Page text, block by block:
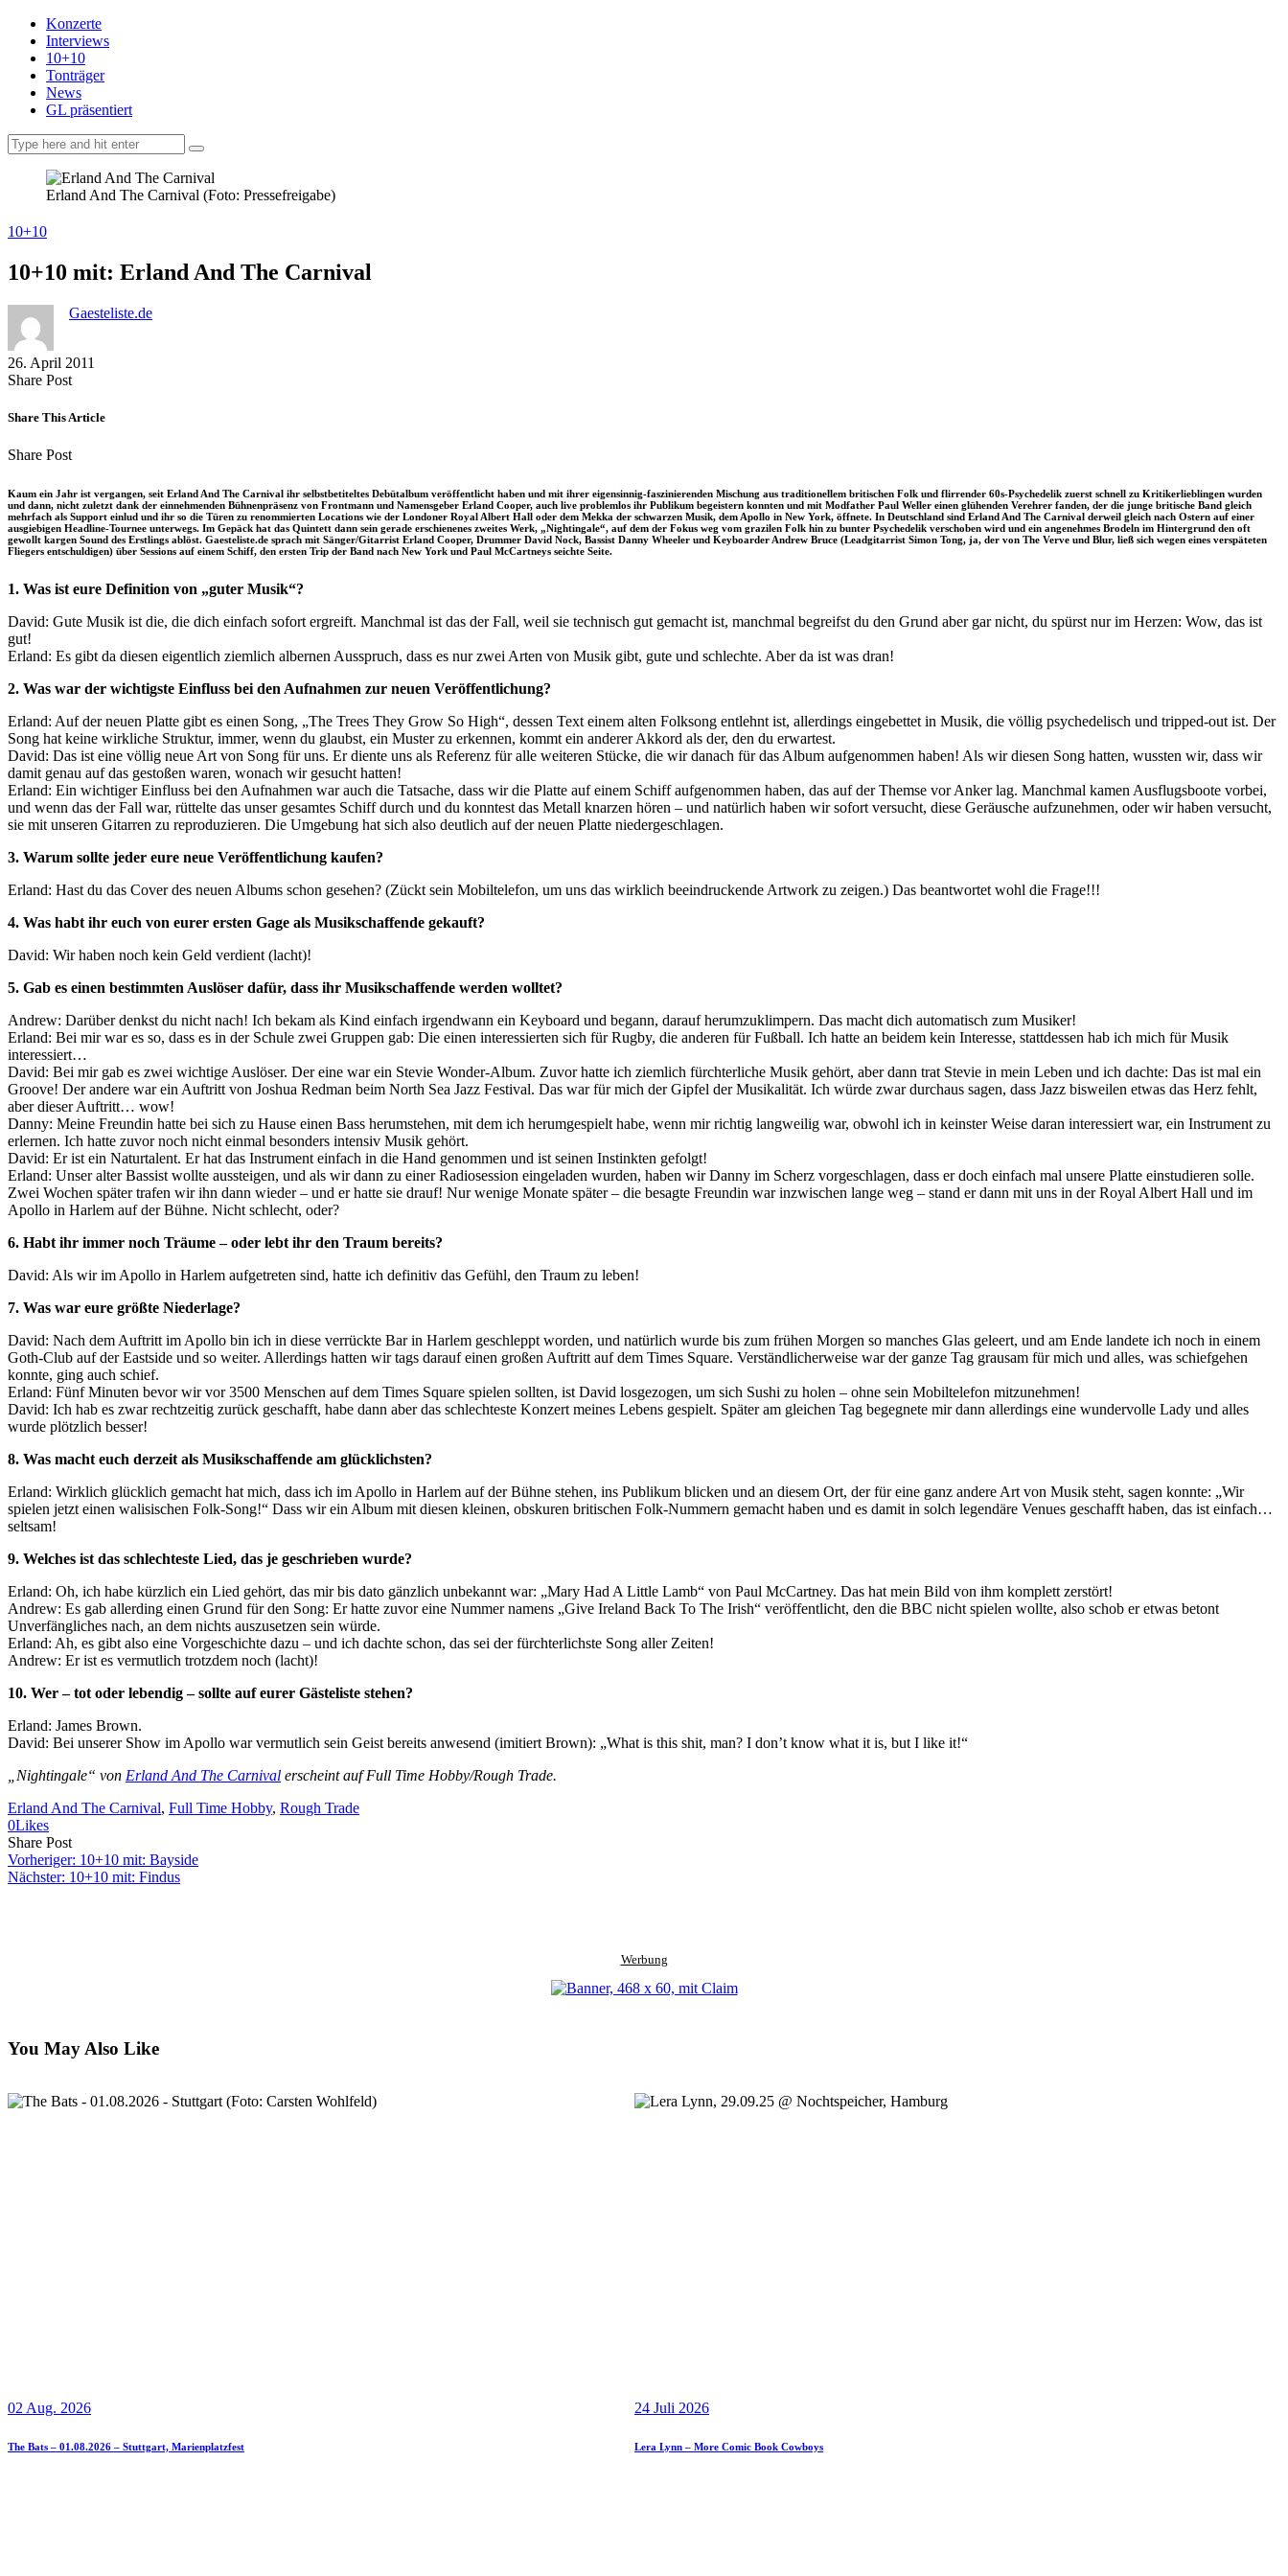
Konzerte
Interviews
10+10
Tonträger
News
GL präsentiert
Erland And The Carnival (Foto: Pressefreigabe)
10+10
10+10 mit: Erland And The Carnival
Gaesteliste.de
26. April 2011
Share PostShare
Facebook
Copy
to
Send
via
Share This Article
Share PostShare
Facebook
Copy
to
clipboard
Send
via
eMail
Kaum ein Jahr ist vergangen, seit Erland And The Carnival ihr selbstbetiteltes Debütalbum veröffentlicht haben und mit ihrer eigensinnig-faszinierenden Mischung aus traditionellem britischen Folk und flirrender 60s-Psychedelik zuerst schnell zu Kritikerlieblingen wurden
und dann, nicht zuletzt dank der einnehmenden Bühnenpräsenz von Frontmann und Namensgeber Erland Cooper, auch live problemlos ihr Publikum begeistern konnten und mit Modfather Paul Weller einen glühenden Verehrer fanden, der die junge britische Band gleich
mehrfach als Support einlud und ihr so die Türen zu renommierten Locations wie der Londoner Royal Albert Hall oder dem Mekka der schwarzen Musik, dem Apollo in New York, öffnete. In Deutschland sind Erland And The Carnival derweil gleich nach Ostern auf einer
ausgiebigen Headline-Tournee unterwegs. Im Gepäck hat das Quintett dann sein gerade erschienenes zweites Werk, „Nightingale“, auf dem der Fokus weg vom grazilen Folk hin zu bunter Psychedelik verschoben wird und ein angenehmes Brodeln im Hintergrund den oft
gewollt kargen Sound des Erstlings ablöst. Gaesteliste.de sprach mit Sänger/Gitarrist Erland Cooper, Drummer David Nock, Bassist Danny Wheeler und Keyboarder Andrew Bruce (Leadgitarrist Simon Tong, ja, der von The Verve und Blur, ließ sich wegen eines verspäteten
Fliegers entschuldigen) über Sessions auf einem Schiff, den ersten Trip der Band nach New York und Paul McCartneys seichte Seite.
1. Was ist eure Definition von „guter Musik“?
David: Gute Musik ist die, die dich einfach sofort ergreift. Manchmal ist das der Fall, weil sie technisch gut gemacht ist, manchmal begreifst du den Grund aber gar nicht, du spürst nur im Herzen: Wow, das ist
gut!
Erland: Es gibt da diesen eigentlich ziemlich albernen Ausspruch, dass es nur zwei Arten von Musik gibt, gute und schlechte. Aber da ist was dran!
2. Was war der wichtigste Einfluss bei den Aufnahmen zur neuen Veröffentlichung?
Erland: Auf der neuen Platte gibt es einen Song, „The Trees They Grow So High“, dessen Text einem alten Folksong entlehnt ist, allerdings eingebettet in Musik, die völlig psychedelisch und tripped-out ist. Der
Song hat keine wirkliche Struktur, immer, wenn du glaubst, ein Muster zu erkennen, kommt ein anderer Akkord als der, den du erwartest.
David: Das ist eine völlig neue Art von Song für uns. Er diente uns als Referenz für alle weiteren Stücke, die wir danach für das Album aufgenommen haben! Als wir diesen Song hatten, wussten wir, dass wir
damit genau auf das gestoßen waren, wonach wir gesucht hatten!
Erland: Ein wichtiger Einfluss bei den Aufnahmen war auch die Tatsache, dass wir die Platte auf einem Schiff aufgenommen haben, das auf der Themse vor Anker lag. Manchmal kamen Ausflugsboote vorbei,
und wenn das der Fall war, rüttelte das unser gesamtes Schiff durch und du konntest das Metall knarzen hören – und natürlich haben wir sofort versucht, diese Geräusche aufzunehmen, oder wir haben versucht,
sie mit unseren Gitarren zu reproduzieren. Die Umgebung hat sich also deutlich auf der neuen Platte niedergeschlagen.
3. Warum sollte jeder eure neue Veröffentlichung kaufen?
Erland: Hast du das Cover des neuen Albums schon gesehen? (Zückt sein Mobiltelefon, um uns das wirklich beeindruckende Artwork zu zeigen.) Das beantwortet wohl die Frage!!!
4. Was habt ihr euch von eurer ersten Gage als Musikschaffende gekauft?
David: Wir haben noch kein Geld verdient (lacht)!
5. Gab es einen bestimmten Auslöser dafür, dass ihr Musikschaffende werden wolltet?
Andrew: Darüber denkst du nicht nach! Ich bekam als Kind einfach irgendwann ein Keyboard und begann, darauf herumzuklimpern. Das macht dich automatisch zum Musiker!
Erland: Bei mir war es so, dass es in der Schule zwei Gruppen gab: Die einen interessierten sich für Rugby, die anderen für Fußball. Ich hatte an beidem kein Interesse, stattdessen hab ich mich für Musik
interessiert…
David: Bei mir gab es zwei wichtige Auslöser. Der eine war ein Stevie Wonder-Album. Zuvor hatte ich ziemlich fürchterliche Musik gehört, aber dann trat Stevie in mein Leben und ich dachte: Das ist mal ein
Groove! Der andere war ein Auftritt von Joshua Redman beim North Sea Jazz Festival. Das war für mich der Gipfel der Musikalität. Ich würde zwar durchaus sagen, dass Jazz bisweilen etwas das Herz fehlt,
aber dieser Auftritt… wow!
Danny: Meine Freundin hatte bei sich zu Hause einen Bass herumstehen, mit dem ich herumgespielt habe, wenn mir richtig langweilig war, obwohl ich in keinster Weise daran interessiert war, ein Instrument zu
erlernen. Ich hatte zuvor noch nicht einmal besonders intensiv Musik gehört.
David: Er ist ein Naturtalent. Er hat das Instrument einfach in die Hand genommen und ist seinen Instinkten gefolgt!
Erland: Unser alter Bassist wollte aussteigen, und als wir dann zu einer Radiosession eingeladen wurden, haben wir Danny im Scherz vorgeschlagen, dass er doch einfach mal unsere Platte einstudieren solle.
Zwei Wochen später trafen wir ihn dann wieder – und er hatte sie drauf! Nur wenige Monate später – die besagte Freundin war inzwischen lange weg – stand er dann mit uns in der Royal Albert Hall und im
Apollo in Harlem auf der Bühne. Nicht schlecht, oder?
6. Habt ihr immer noch Träume – oder lebt ihr den Traum bereits?
David: Als wir im Apollo in Harlem aufgetreten sind, hatte ich definitiv das Gefühl, den Traum zu leben!
7. Was war eure größte Niederlage?
David: Nach dem Auftritt im Apollo bin ich in diese verrückte Bar in Harlem geschleppt worden, und natürlich wurde bis zum frühen Morgen so manches Glas geleert, und am Ende landete ich noch in einem
Goth-Club auf der Eastside und so weiter. Allerdings hatten wir tags darauf einen großen Auftritt auf dem Times Square. Verständlicherweise war der ganze Tag grausam für mich und alles, was schiefgehen
konnte, ging auch schief.
Erland: Fünf Minuten bevor wir vor 3500 Menschen auf dem Times Square spielen sollten, ist David losgezogen, um sich Sushi zu holen – ohne sein Mobiltelefon mitzunehmen!
David: Ich hab es zwar rechtzeitig zurück geschafft, habe dann aber das schlechteste Konzert meines Lebens gespielt. Später am gleichen Tag begegnete mir dann allerdings eine wundervolle Lady und alles
wurde plötzlich besser!
8. Was macht euch derzeit als Musikschaffende am glücklichsten?
Erland: Wirklich glücklich gemacht hat mich, dass ich im Apollo in Harlem auf der Bühne stehen, ins Publikum blicken und an diesem Ort, der für eine ganz andere Art von Musik steht, sagen konnte: „Wir
spielen jetzt einen walisischen Folk-Song!“ Dass wir ein Album mit diesen kleinen, obskuren britischen Folk-Nummern gemacht haben und es damit in solch legendäre Venues geschafft haben, das ist einfach…
seltsam!
9. Welches ist das schlechteste Lied, das je geschrieben wurde?
Erland: Oh, ich habe kürzlich ein Lied gehört, das mir bis dato gänzlich unbekannt war: „Mary Had A Little Lamb“ von Paul McCartney. Das hat mein Bild von ihm komplett zerstört!
Andrew: Es gab allerding einen Grund für den Song: Er hatte zuvor eine Nummer namens „Give Ireland Back To The Irish“ veröffentlicht, den die BBC nicht spielen wollte, also schob er etwas betont
Unverfängliches nach, an dem nichts auszusetzen sein würde.
Erland: Ah, es gibt also eine Vorgeschichte dazu – und ich dachte schon, das sei der fürchterlichste Song aller Zeiten!
Andrew: Er ist es vermutlich trotzdem noch (lacht)!
10. Wer – tot oder lebendig – sollte auf eurer Gästeliste stehen?
Erland: James Brown.
David: Bei unserer Show im Apollo war vermutlich sein Geist bereits anwesend (imitiert Brown): „What is this shit, man? I don’t know what it is, but I like it!“
„Nightingale“ von Erland And The Carnival erscheint auf Full Time Hobby/Rough Trade.
Erland And The Carnival, Full Time Hobby, Rough Trade
0Likes
Share PostShare
on
Facebook
Copy
URL
to
Send
Link
via
Vorheriger: 10+10 mit: Bayside
Nächster: 10+10 mit: Findus
Werbung
You May Also Like
02 Aug. 2026
The Bats – 01.08.2026 – Stuttgart, Marienplatzfest
24 Juli 2026
Lera Lynn – More Comic Book Cowboys